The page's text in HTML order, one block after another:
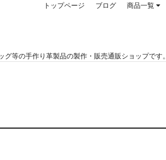
トップページ ブログ 商品一覧
等の手作り革製品の製作・販売通販ショップです。